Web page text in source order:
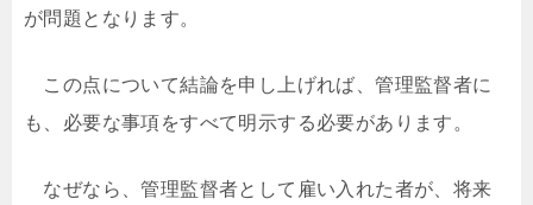
が問題となります。
この点について結論を申し上げれば、管理監督者に
も、必要な事項をすべて明示する必要があります。
なぜなら、管理監督者として雇い入れた者が、将来